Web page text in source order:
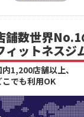
舗数世界No.1
ィットネスジ
内1,200店舗以上、
こでも利用OK